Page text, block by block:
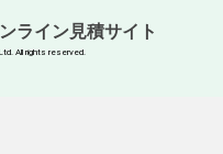
ライン見積サイト
All rights reserved.